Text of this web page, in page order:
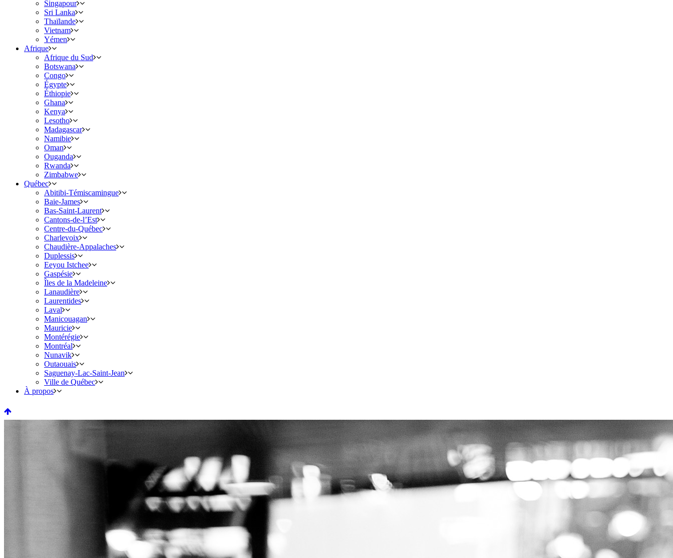
Singapour
Sri Lanka
Thaïlande
Vietnam
Yémen
Afrique
Afrique du Sud
Botswana
Congo
Égypte
Éthiopie
Ghana
Kenya
Lesotho
Madagascar
Namibie
Oman
Ouganda
Rwanda
Zimbabwe
Québec
Abitibi-Témiscamingue
Baie-James
Bas-Saint-Laurent
Cantons-de-l’Est
Centre-du-Québec
Charlevoix
Chaudière-Appalaches
Duplessis
Eeyou Istchee
Gaspésie
Îles de la Madeleine
Lanaudière
Laurentides
Laval
Manicouagan
Mauricie
Montérégie
Montréal
Nunavik
Outaouais
Saguenay-Lac-Saint-Jean
Ville de Québec
À propos